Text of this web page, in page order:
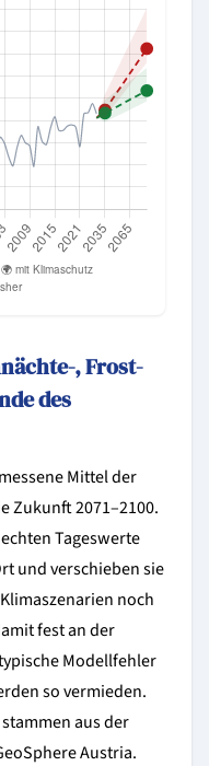
, Frost-
des
Mittel der
Zukunft 2071–2100.
Tageswerte
und verschieben sie
noch
fest an der
Modellfehler
so vermieden.
aus der
Austria.